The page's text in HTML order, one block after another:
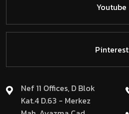
Youtube
Pinterest
Nef 11 Offices, D Blok
Kat.4 D.63 - Merkez